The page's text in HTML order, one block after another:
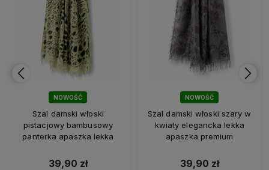
NOWOŚĆ
Szal damski włoski
pistacjowy bambusowy
panterka apaszka lekka
39,90 zł
NOWOŚĆ
Szal damski włoski szary w
kwiaty elegancka lekka
apaszka premium
39,90 zł